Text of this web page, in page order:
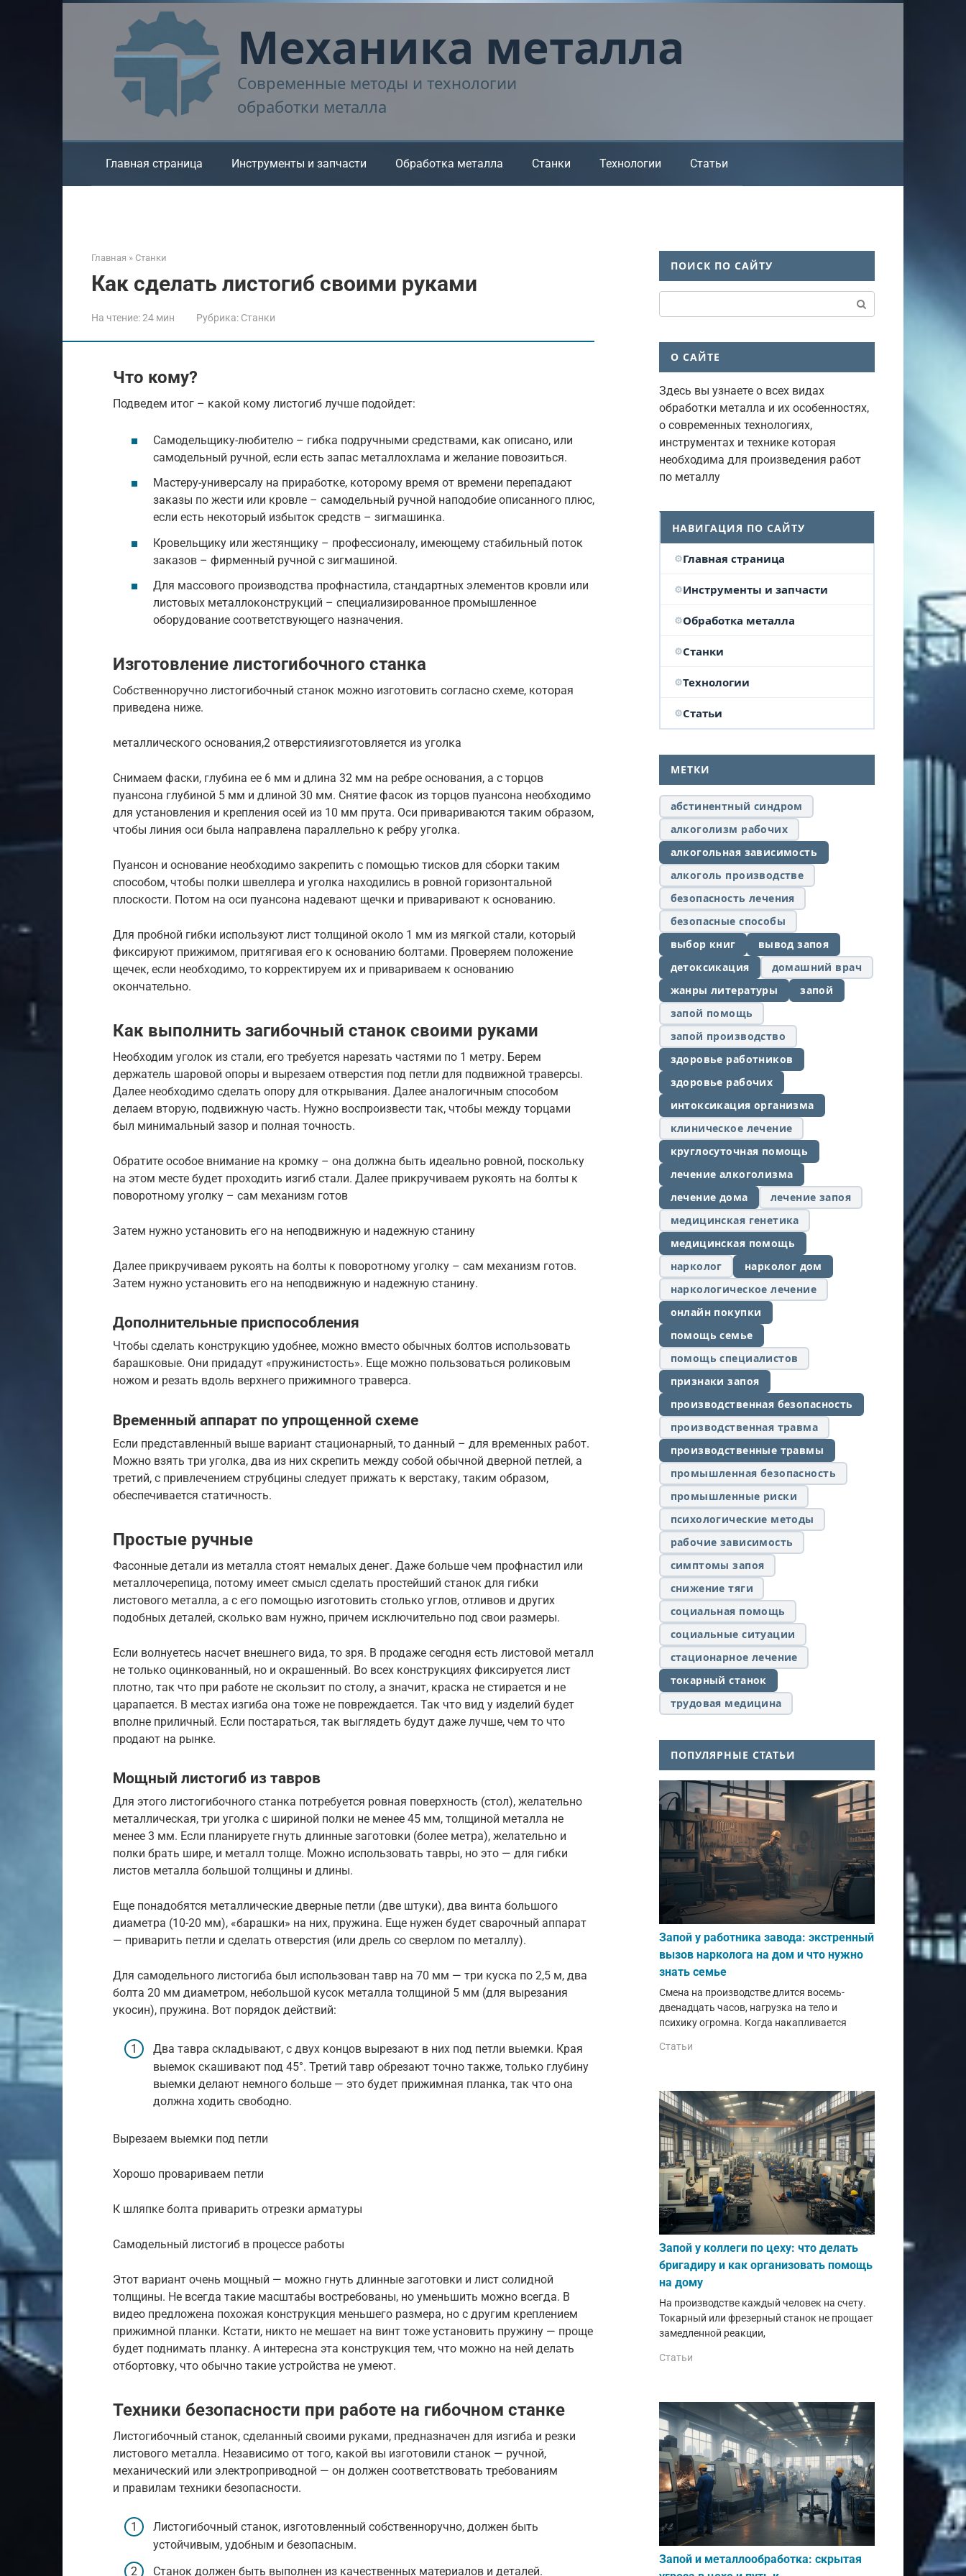
Механика металла
Современные методы и технологии
обработки металла
Главная страница Инструменты и запчасти Обработка металла Станки Технологии Статьи
Главная » Станки
Как сделать листогиб своими руками
На чтение:24 мин Рубрика: Станки
Что кому?
Подведем итог – какой кому листогиб лучше подойдет:
Самодельщику-любителю – гибка подручными средствами, как описано, или
самодельный ручной, если есть запас металлохлама и желание повозиться.
Мастеру-универсалу на приработке, которому время от времени перепадают
заказы по жести или кровле – самодельный ручной наподобие описанного плюс,
если есть некоторый избыток средств – зигмашинка.
Кровельщику или жестянщику – профессионалу, имеющему стабильный поток
заказов – фирменный ручной с зигмашиной.
Для массового производства профнастила, стандартных элементов кровли или
листовых металлоконструкций – специализированное промышленное
оборудование соответствующего назначения.
Изготовление листогибочного станка
Собственноручно листогибочный станок можно изготовить согласно схеме, которая
приведена ниже.
металлического основания,2 отверстияизготовляется из уголка
Снимаем фаски, глубина ее 6 мм и длина 32 мм на ребре основания, а с торцов
пуансона глубиной 5 мм и длиной 30 мм. Снятие фасок из торцов пуансона необходимо
для установления и крепления осей из 10 мм прута. Оси привариваются таким образом,
чтобы линия оси была направлена параллельно к ребру уголка.
Пуансон и основание необходимо закрепить с помощью тисков для сборки таким
способом, чтобы полки швеллера и уголка находились в ровной горизонтальной
плоскости. Потом на оси пуансона надевают щечки и приваривают к основанию.
Для пробной гибки используют лист толщиной около 1 мм из мягкой стали, который
фиксируют прижимом, притягивая его к основанию болтами. Проверяем положение
щечек, если необходимо, то корректируем их и привариваем к основанию
окончательно.
Как выполнить загибочный станок своими руками
Необходим уголок из стали, его требуется нарезать частями по 1 метру. Берем
держатель шаровой опоры и вырезаем отверстия под петли для подвижной траверсы.
Далее необходимо сделать опору для открывания. Далее аналогичным способом
делаем вторую, подвижную часть. Нужно воспроизвести так, чтобы между торцами
был минимальный зазор и полная точность.
Обратите особое внимание на кромку – она должна быть идеально ровной, поскольку
на этом месте будет проходить изгиб стали. Далее прикручиваем рукоять на болты к
поворотному уголку – сам механизм готов
Затем нужно установить его на неподвижную и надежную станину
Далее прикручиваем рукоять на болты к поворотному уголку – сам механизм готов.
Затем нужно установить его на неподвижную и надежную станину.
Дополнительные приспособления
Чтобы сделать конструкцию удобнее, можно вместо обычных болтов использовать
барашковые. Они придадут «пружинистость». Еще можно пользоваться роликовым
ножом и резать вдоль верхнего прижимного траверса.
Временный аппарат по упрощенной схеме
Если представленный выше вариант стационарный, то данный – для временных работ.
Можно взять три уголка, два из них скрепить между собой обычной дверной петлей, а
третий, с привлечением струбцины следует прижать к верстаку, таким образом,
обеспечивается статичность.
Простые ручные
Фасонные детали из металла стоят немалых денег. Даже больше чем профнастил или
металлочерепица, потому имеет смысл сделать простейший станок для гибки
листового металла, а с его помощью изготовить столько углов, отливов и других
подобных деталей, сколько вам нужно, причем исключительно под свои размеры.
Если волнуетесь насчет внешнего вида, то зря. В продаже сегодня есть листовой металл
не только оцинкованный, но и окрашенный. Во всех конструкциях фиксируется лист
плотно, так что при работе не скользит по столу, а значит, краска не стирается и не
царапается. В местах изгиба она тоже не повреждается. Так что вид у изделий будет
вполне приличный. Если постараться, так выглядеть будут даже лучше, чем то что
продают на рынке.
Мощный листогиб из тавров
Для этого листогибочного станка потребуется ровная поверхность (стол), желательно
металлическая, три уголка с шириной полки не менее 45 мм, толщиной металла не
менее 3 мм. Если планируете гнуть длинные заготовки (более метра), желательно и
полки брать шире, и металл толще. Можно использовать тавры, но это — для гибки
листов металла большой толщины и длины.
Еще понадобятся металлические дверные петли (две штуки), два винта большого
диаметра (10-20 мм), «барашки» на них, пружина. Еще нужен будет сварочный аппарат
— приварить петли и сделать отверстия (или дрель со сверлом по металлу).
Для самодельного листогиба был использован тавр на 70 мм — три куска по 2,5 м, два
болта 20 мм диаметром, небольшой кусок металла толщиной 5 мм (для вырезания
укосин), пружина. Вот порядок действий:
Два тавра складывают, с двух концов вырезают в них под петли выемки. Края
выемок скашивают под 45°. Третий тавр обрезают точно также, только глубину
выемки делают немного больше — это будет прижимная планка, так что она
должна ходить свободно.
Вырезаем выемки под петли
Хорошо провариваем петли
К шляпке болта приварить отрезки арматуры
Самодельный листогиб в процессе работы
Этот вариант очень мощный — можно гнуть длинные заготовки и лист солидной
толщины. Не всегда такие масштабы востребованы, но уменьшить можно всегда. В
видео предложена похожая конструкция меньшего размера, но с другим креплением
прижимной планки. Кстати, никто не мешает на винт тоже установить пружину — проще
будет поднимать планку. А интересна эта конструкция тем, что можно на ней делать
отбортовку, что обычно такие устройства не умеют.
Техники безопасности при работе на гибочном станке
Листогибочный станок, сделанный своими руками, предназначен для изгиба и резки
листового металла. Независимо от того, какой вы изготовили станок — ручной,
механический или электроприводной — он должен соответствовать требованиям
и правилам техники безопасности.
Листогибочный станок, изготовленный собственноручно, должен быть
устойчивым, удобным и безопасным.
Станок должен быть выполнен из качественных материалов и деталей.
ПОИСК ПО САЙТУ
О САЙТЕ
Здесь вы узнаете о всех видах
обработки металла и их особенностях,
о современных технологиях,
инструментах и технике которая
необходима для произведения работ
по металлу
НАВИГАЦИЯ ПО САЙТУ
Главная страница
Инструменты и запчасти
Обработка металла
Станки
Технологии
Статьи
МЕТКИ
абстинентный синдром
алкоголизм рабочих
алкогольная зависимость
алкоголь производстве
безопасность лечения
безопасные способы
выбор книг
вывод запоя
детоксикация
домашний врач
жанры литературы
запой
запой помощь
запой производство
здоровье работников
здоровье рабочих
интоксикация организма
клиническое лечение
круглосуточная помощь
лечение алкоголизма
лечение дома
лечение запоя
медицинская генетика
медицинская помощь
нарколог
нарколог дом
наркологическое лечение
онлайн покупки
помощь семье
помощь специалистов
признаки запоя
производственная безопасность
производственная травма
производственные травмы
промышленная безопасность
промышленные риски
психологические методы
рабочие зависимость
симптомы запоя
снижение тяги
социальная помощь
социальные ситуации
стационарное лечение
токарный станок
трудовая медицина
ПОПУЛЯРНЫЕ СТАТЬИ
Запой у работника завода: экстренный
вызов нарколога на дом и что нужно
знать семье
Смена на производстве длится восемь-
двенадцать часов, нагрузка на тело и
психику огромна. Когда накапливается
Статьи
Запой у коллеги по цеху: что делать
бригадиру и как организовать помощь
на дому
На производстве каждый человек на счету.
Токарный или фрезерный станок не прощает
замедленной реакции,
Статьи
Запой и металлообработка: скрытая